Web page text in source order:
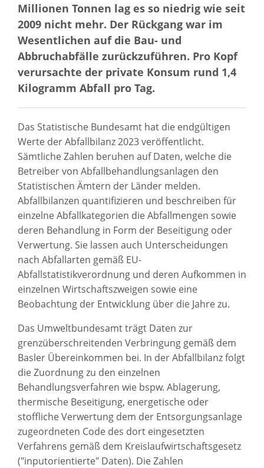
Millionen Tonnen lag es so niedrig wie seit
2009 nicht mehr. Der Rückgang war im
Wesentlichen auf die Bau- und
Abbruchabfälle zurückzuführen. Pro Kopf
verursachte der private Konsum rund 1,4
Kilogramm Abfall pro Tag.
Das Statistische Bundesamt hat die endgültigen
Werte der Abfallbilanz 2023 veröffentlicht.
Sämtliche Zahlen beruhen auf Daten, welche die
Betreiber von Abfallbehandlungsanlagen den
Statistischen Ämtern der Länder melden.
Abfallbilanzen quantifizieren und beschreiben für
einzelne Abfallkategorien die Abfallmengen sowie
deren Behandlung in Form der Beseitigung oder
Verwertung. Sie lassen auch Unterscheidungen
nach Abfallarten gemäß EU-
Abfallstatistikverordnung und deren Aufkommen in
einzelnen Wirtschaftszweigen sowie eine
Beobachtung der Entwicklung über die Jahre zu.
Das Umweltbundesamt trägt Daten zur
grenzüberschreitenden Verbringung gemäß dem
Basler Übereinkommen bei. In der Abfallbilanz folgt
die Zuordnung zu den einzelnen
Behandlungsverfahren wie bspw. Ablagerung,
thermische Beseitigung, energetische oder
stoffliche Verwertung dem der Entsorgungsanlage
zugeordneten Code des dort eingesetzten
Verfahrens gemäß dem Kreislaufwirtschaftsgesetz
("inputorientierte" Daten). Die Zahlen